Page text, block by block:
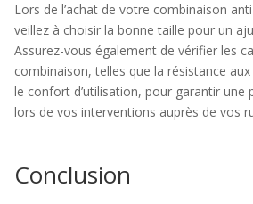
Lors de l’achat de votre combinaison
veillez à choisir la bonne taille pour un
Assurez-vous également de vérifier les
combinaison, telles que la résistance
le confort d’utilisation, pour garantir une
lors de vos interventions auprès de vos
Conclusion